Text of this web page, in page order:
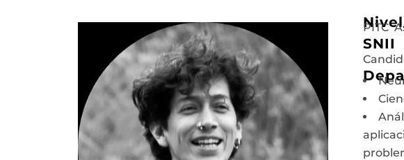
Nivel
PITC
SNII